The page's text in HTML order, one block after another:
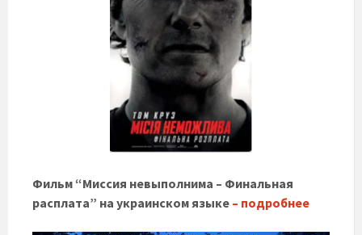
Фильм “Миссия невыполнима – Финальная
расплата” на украинском языке – подробнее